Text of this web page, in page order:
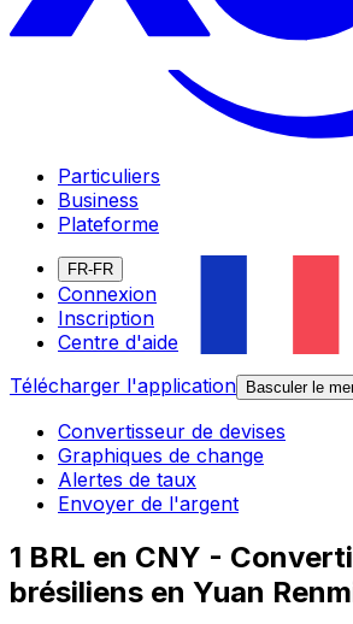
Particuliers
Business
Plateforme
FR-FR
Connexion
Inscription
Centre d'aide
Télécharger l'application
Basculer le
Convertisseur de devises
Graphiques de change
Alertes de taux
Envoyer de l'argent
1 BRL en CNY -
brésiliens en Yuan